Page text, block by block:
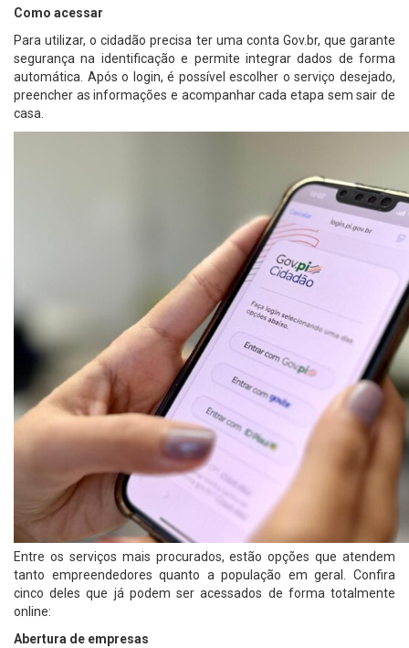
Como acessar
Para utilizar, o cidadão precisa ter uma conta Gov.br, que garante
segurança na identificação e permite integrar dados de forma
automática. Após o login, é possível escolher o serviço desejado,
preencher as informações e acompanhar cada etapa sem sair de
casa.
Entre os serviços mais procurados, estão opções que atendem
tanto empreendedores quanto a população em geral. Confira
cinco deles que já podem ser acessados de forma totalmente
online:
Abertura de empresas